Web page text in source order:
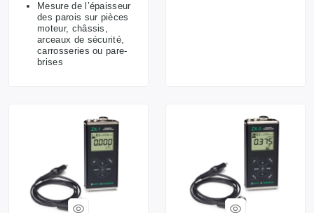
Mesure de l’épaisseur
des parois sur pièces
moteur, châssis,
arceaux de sécurité,
carrosseries ou pare-
brises